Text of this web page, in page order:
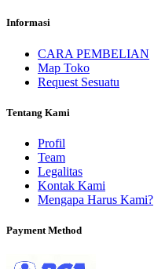
Informasi
CARA PEMBELIAN
Map Toko
Request Sesuatu
Tentang Kami
Profil
Team
Legalitas
Kontak Kami
Mengapa Harus Kami?
Payment Method